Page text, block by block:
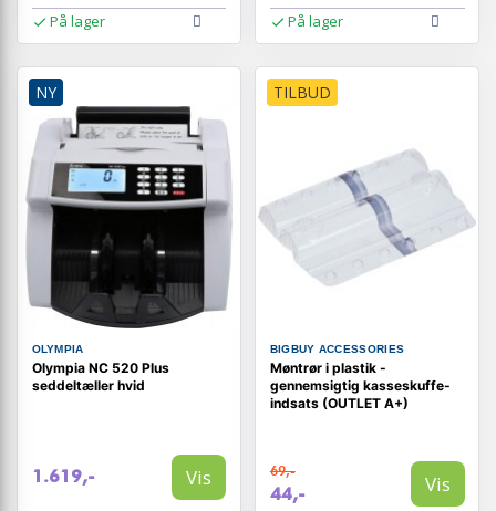
På lager På lager
NY
OLYMPIA
Olympia NC 520 Plus
seddeltæller hvid
1.619,- Vis
TILBUD
BIGBUY ACCESSORIES
Møntrør i plastik -
gennemsigtig kasseskuffe-
indsats (OUTLET A+)
69,-
44,- Vis